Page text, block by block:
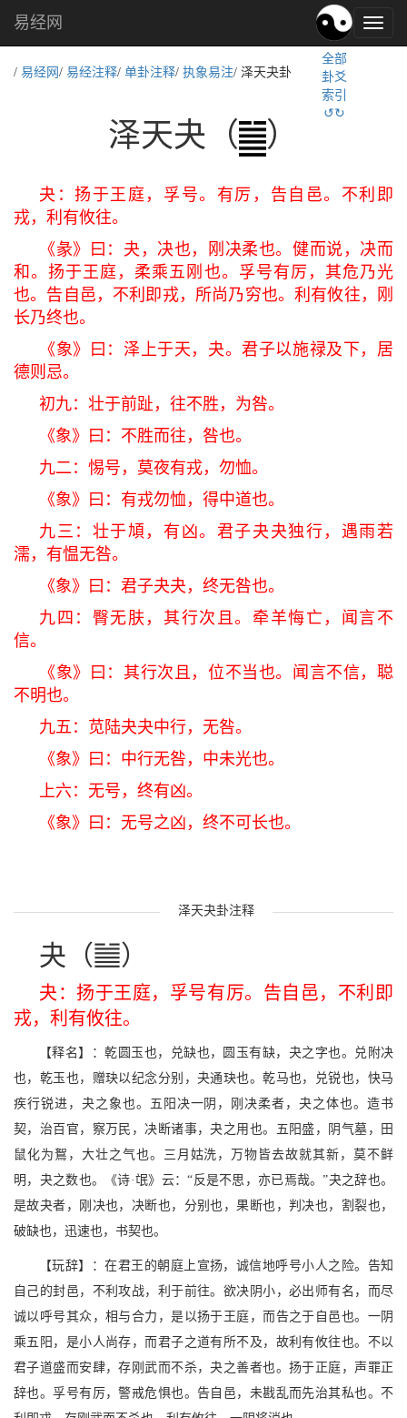
易
经
易经网
全部
卦爻
索引
↺↻
/ 易经网 / 易经注释/ 单卦注释/ 执象易注/ 泽天夬卦
泽天夬（ ）
夬：扬于王庭，孚号。有厉，告自邑。不利即
戎，利有攸往。
《彖》曰：夬，决也，刚决柔也。健而说，决而
和。扬于王庭，柔乘五刚也。孚号有厉，其危乃光
也。告自邑，不利即戎，所尚乃穷也。利有攸往，刚
长乃终也。
《象》曰：泽上于天，夬。君子以施禄及下，居
德则忌。
初九：壮于前趾，往不胜，为咎。
《象》曰：不胜而往，咎也。
九二：惕号，莫夜有戎，勿恤。
《象》曰：有戎勿恤，得中道也。
九三：壮于頄，有凶。君子夬夬独行，遇雨若
濡，有愠无咎。
《象》曰：君子夬夬，终无咎也。
九四：臀无肤，其行次且。牵羊悔亡，闻言不
信。
《象》曰：其行次且，位不当也。闻言不信，聪
不明也。
九五：苋陆夬夬中行，无咎。
《象》曰：中行无咎，中未光也。
上六：无号，终有凶。
《象》曰：无号之凶，终不可长也。
泽天夬卦注释
夬（b）
夬：扬于王庭，孚号有厉。告自邑，不利即
戎，利有攸往。
【释名】：乾圆玉也，兑缺也，圆玉有缺，夬之字也。兑附决
也，乾玉也，赠玦以纪念分别，夬通玦也。乾马也，兑锐也，快马
疾行锐进，夬之象也。五阳决一阴，刚决柔者，夬之体也。造书
契，治百官，察万民，决断诸事，夬之用也。五阳盛，阴气墓，田
鼠化为鴽，大壮之气也。三月姑洗，万物皆去故就其新，莫不鲜
明，夬之数也。《诗·氓》云：“反是不思，亦已焉哉。”夬之辞也。
是故夬者，刚决也，决断也，分别也，果断也，判决也，割裂也，
破缺也，迅速也，书契也。
【玩辞】：在君王的朝庭上宣扬，诚信地呼号小人之险。告知
自己的封邑，不利攻战，利于前往。欲决阴小，必出师有名，而尽
诚以呼号其众，相与合力，是以扬于王庭，而告之于自邑也。一阴
乘五阳，是小人尚存，而君子之道有所不及，故利有攸往也。不以
君子道盛而安肆，存刚武而不杀，夬之善者也。扬于正庭，声罪正
辞也。孚号有厉，警戒危惧也。告自邑，未戡乱而先治其私也。不